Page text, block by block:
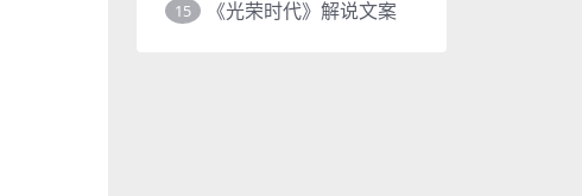
15 《光荣时代》解说文案